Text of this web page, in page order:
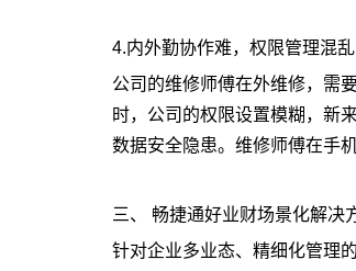
4.内外勤协作难，权限管理混乱
公司的维修师傅在外维修，需
时，公司的权限设置模糊，新
数据安全隐患。维修师傅在手
三、 畅捷通好业财场景化解决
针对企业多业态、精细化管理